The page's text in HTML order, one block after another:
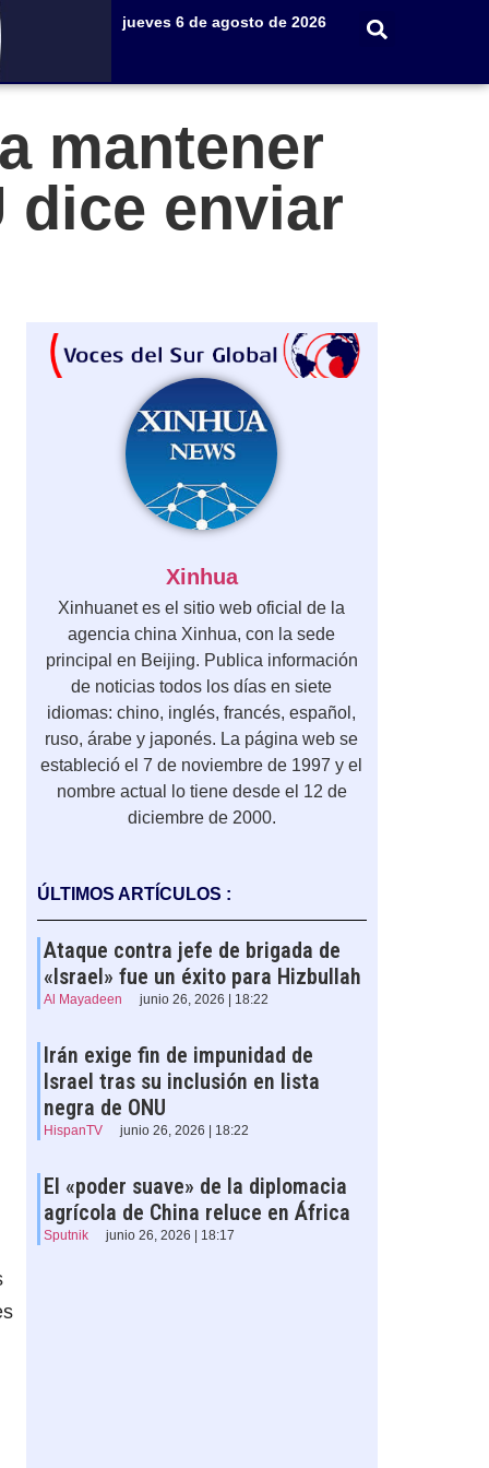
jueves 6 de agosto de 2026
mantener
dice enviar
Xinhua
Xinhuanet es el sitio web oficial de la
agencia china Xinhua, con la sede
principal en Beijing. Publica información
de noticias todos los días en siete
idiomas: chino, inglés, francés, español,
ruso, árabe y japonés. La página web se
estableció el 7 de noviembre de 1997 y el
nombre actual lo tiene desde el 12 de
diciembre de 2000.
ÚLTIMOS ARTÍCULOS :
Ataque contra jefe de brigada de
«Israel» fue un éxito para Hizbullah
Al Mayadeen junio 26, 2026 | 18:22
Irán exige fin de impunidad de
Israel tras su inclusión en lista
negra de ONU
HispanTV junio 26, 2026 | 18:22
El «poder suave» de la diplomacia
agrícola de China reluce en África
Sputnik junio 26, 2026 | 18:17